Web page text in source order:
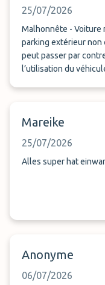
25/07/2026
Malhonnête - Voiture
parking extérieur non
peut passer par
l’utilisation du
Mareike
25/07/2026
Alles super hat
Anonyme
06/07/2026